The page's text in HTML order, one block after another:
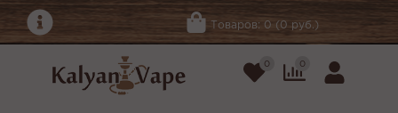
Товаров: 0 (0 руб.)
0 0